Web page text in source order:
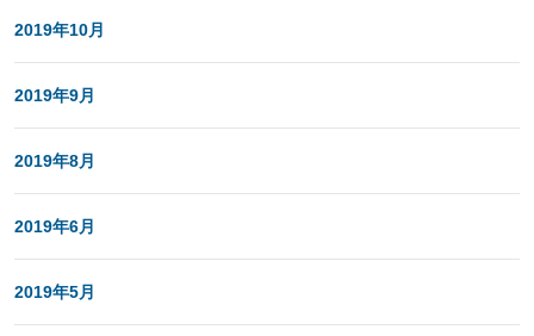
2019年10月
2019年9月
2019年8月
2019年6月
2019年5月